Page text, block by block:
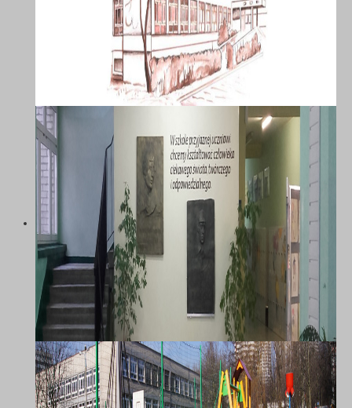
SZKOŁA PODSTAWOWA NR 58 Z
ODDZIAŁAMI INTEGRACYJNYMI IM.
MARII DĄBROWSKIEJ W
KATOWICACH